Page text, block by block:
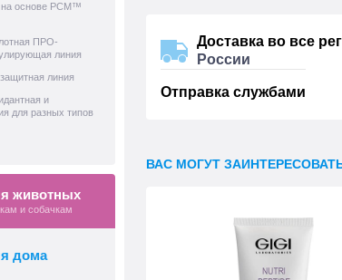
Доставка во все
России
Отправка службами
ВАС МОГУТ
на основе PCM™
ПРО-
линия
линия
и
для разных типов
животных
и собачкам
дома